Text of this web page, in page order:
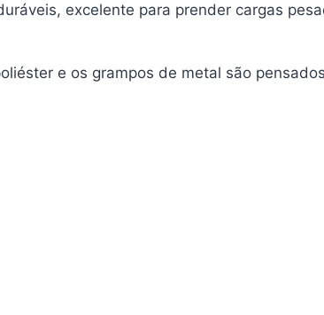
excelente para prender cargas
e os grampos de metal são